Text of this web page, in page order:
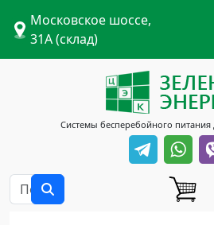
Московское шоссе,
31А (склад)
Системы бесперебойного питания